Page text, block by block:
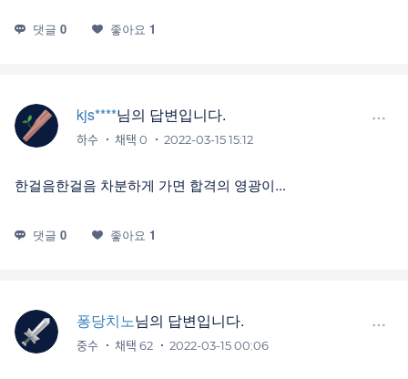
댓글 0 좋아요 1
kjs****님의 답변입니다.
하수 채택 0 2022-03-15 15:12
한걸음한걸음 차분하게 가면 합격의 영광이...
댓글 0 좋아요 1
퐁당치노님의 답변입니다.
중수 채택 62 2022-03-15 00:06